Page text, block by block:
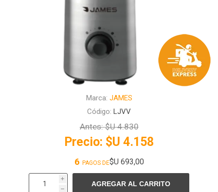
Marca: JAMES
Código: LJVV
Antes: $U 4.830
Precio: $U 4.158
6 PAGOS DE$U 693,00
i
h